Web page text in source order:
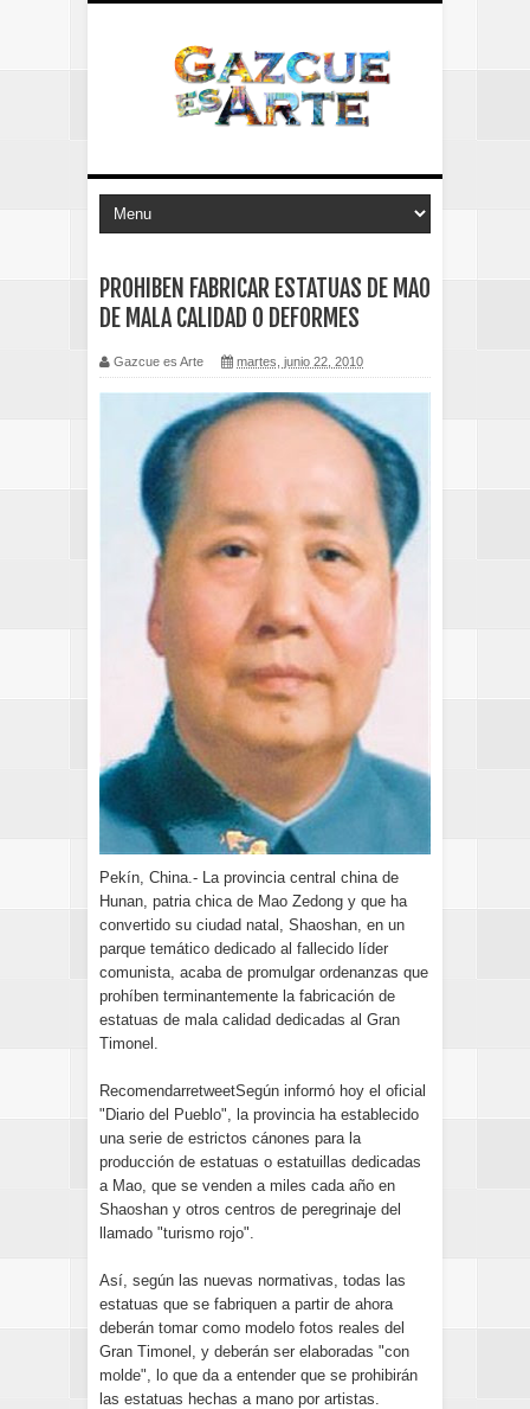
PROHIBEN FABRICAR ESTATUAS DE MAO
DE MALA CALIDAD O DEFORMES
Gazcue es Arte martes, junio 22, 2010
Pekín, China.- La provincia central china de
Hunan, patria chica de Mao Zedong y que ha
convertido su ciudad natal, Shaoshan, en un
parque temático dedicado al fallecido líder
comunista, acaba de promulgar ordenanzas que
prohíben terminantemente la fabricación de
estatuas de mala calidad dedicadas al Gran
Timonel.
RecomendarretweetSegún informó hoy el oficial
"Diario del Pueblo", la provincia ha establecido
una serie de estrictos cánones para la
producción de estatuas o estatuillas dedicadas
a Mao, que se venden a miles cada año en
Shaoshan y otros centros de peregrinaje del
llamado "turismo rojo".
Así, según las nuevas normativas, todas las
estatuas que se fabriquen a partir de ahora
deberán tomar como modelo fotos reales del
Gran Timonel, y deberán ser elaboradas "con
molde", lo que da a entender que se prohibirán
las estatuas hechas a mano por artistas.